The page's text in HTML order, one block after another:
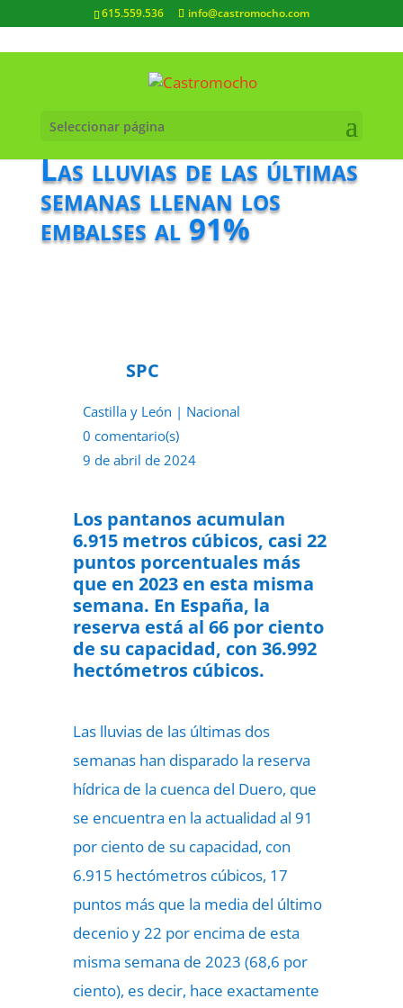
615.559.536 info@castromocho.com
Seleccionar página
Las lluvias de las últimas
semanas llenan los
embalses al 91%
SPC
Castilla y León | Nacional
0 comentario(s)
9 de abril de 2024
Los pantanos acumulan
6.915 metros cúbicos, casi 22
puntos porcentuales más
que en 2023 en esta misma
semana. En España, la
reserva está al 66 por ciento
de su capacidad, con 36.992
hectómetros cúbicos.
Las lluvias de las últimas dos
semanas han disparado la reserva
hídrica de la cuenca del Duero, que
se encuentra en la actualidad al 91
por ciento de su capacidad, con
6.915 hectómetros cúbicos, 17
puntos más que la media del último
decenio y 22 por encima de esta
misma semana de 2023 (68,6 por
ciento), es decir, hace exactamente